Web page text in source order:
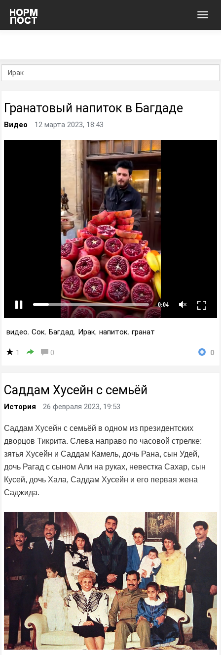
Гранатовый напиток в Багдаде
Видео 12 марта 2023, 18:43
видео, Сок, Багдад, Ирак, напиток, гранат
1 0 0
Саддам Хусейн с семьёй
История 26 февраля 2023, 19:53
Саддам Хусейн с семьёй в одном из президентских
дворцов Тикрита. Слева направо по часовой стрелке:
зятья Хусейн и Саддам Камель, дочь Рана, сын Удей,
дочь Рагад с сыном Али на руках, невестка Сахар, сын
Кусей, дочь Хала, Саддам Хусейн и его первая жена
Саджида.